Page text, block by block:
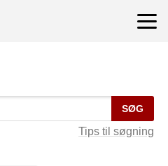
SØG
Tips til søgning